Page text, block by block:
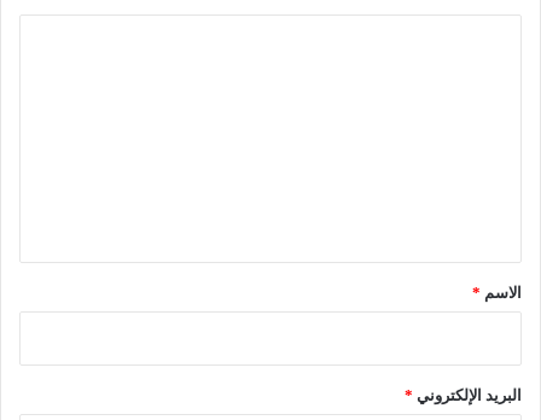
*الاسم *
البريد الإلكتروني *